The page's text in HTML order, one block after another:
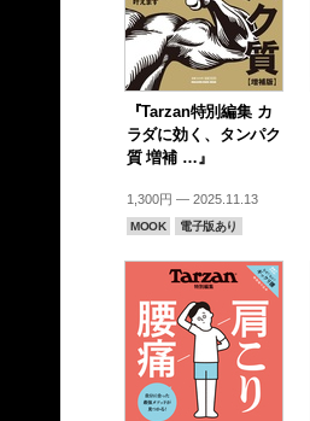
『Tarzan特別編集 カ
ラダに効く、タンパク
質 増補 …』
1,300円 — 2025.11.13
MOOK 電子版あり